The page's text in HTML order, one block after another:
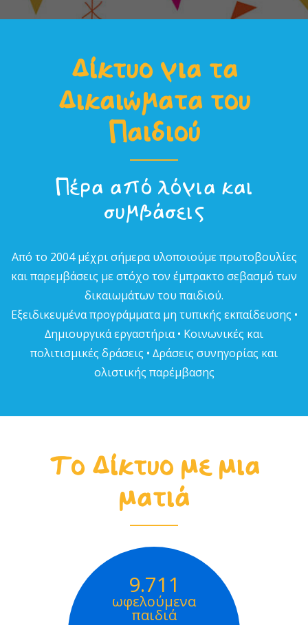
Δίκτυο για τα
Δικαιώµατα του
Παιδιού
Πέρα από λόγια και
συµβάσεις
Από το 2004 µέχρι σήµερα υλοποιούµε πρωτοβουλίες
και παρεµβάσεις µε στόχο τον έµπρακτο σεβασµό των
δικαιωµάτων του παιδιού.
Εξειδικευµένα προγράµµατα µη τυπικής εκπαίδευσης •
∆ηµιουργικά εργαστήρια • Κοινωνικές και
πολιτισµικές δράσεις • ∆ράσεις συνηγορίας και
ολιστικής παρέµβασης
Το Δίκτυο με μια
ματιά
9.711
ωφελούμενα
παιδιά